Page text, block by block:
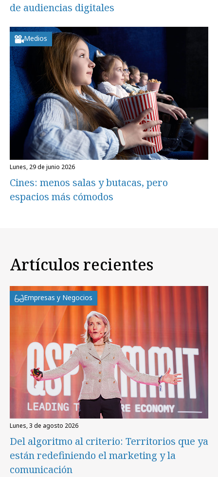
de audiencias digitales
Medios
lunes, 29 de junio 2026
Cines: menos salas y butacas, pero
espacios más cómodos
Artículos recientes
Empresas y Negocios
lunes, 3 de agosto 2026
Del algoritmo al criterio: Territorios que ya
están redefiniendo el marketing y la
comunicación